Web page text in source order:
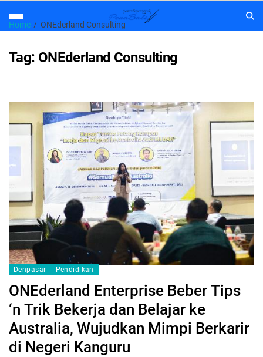
Home ONEderland Consulting
Tag: ONEderland Consulting
Denpasar Pendidikan
ONEderland Enterprise Beber Tips
‘n Trik Bekerja dan Belajar ke
Australia, Wujudkan Mimpi Berkarir
di Negeri Kanguru